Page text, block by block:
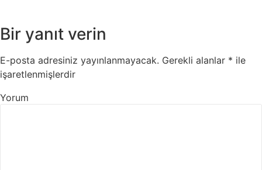
Bir yanıt verin
E-posta adresiniz yayınlanmayacak. Gerekli alanlar * ile
işaretlenmişlerdir
Yorum